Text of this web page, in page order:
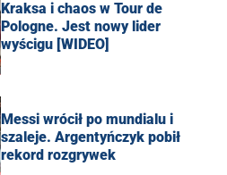
Kraksa i chaos w Tour de
Pologne. Jest nowy lider
wyścigu [WIDEO]
Messi wrócił po mundialu i
szaleje. Argentyńczyk pobił
rekord rozgrywek